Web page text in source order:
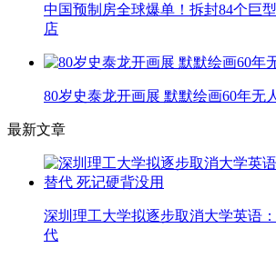
中国预制房全球爆单！拆封84个巨
店
80岁史泰龙开画展 默默绘画60年无
最新文章
深圳理工大学拟逐步取消大学英语
代